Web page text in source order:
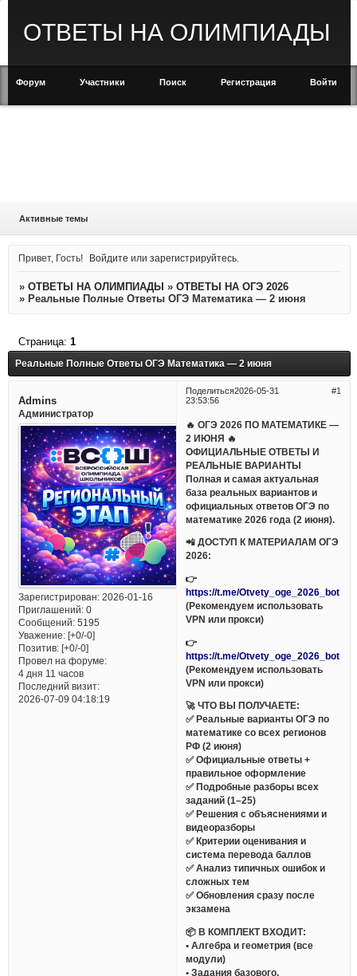
ОТВЕТЫ НА ОЛИМПИАДЫ
Форум Участники Поиск Регистрация Войти
Активные темы
Привет, Гость! Войдите илизарегистрируйтесь
» ОТВЕТЫ НА ОЛИМПИАДЫ » ОТВЕТЫ НА ОГЭ 2026
» Реальные Полные Ответы ОГЭ Математика — 2 июня
Реальные Полные Ответы ОГЭ Математика — 2 июня
Страница: 1
Поделиться 1
2026-05-31
23:53:56
Admins
Администратор
Зарегистрирован: 2026-01-16
Приглашений:0
Сообщений:5195
Уважение: [+0/-0]
Позитив: [+0/-0]
Провел на форуме:
4 дня 11 часов
Последний визит:
2026-07-09 04:18:19
🔥 ОГЭ 2026 ПО МАТЕМАТИКЕ —
2 ИЮНЯ 🔥
ОФИЦИАЛЬНЫЕ ОТВЕТЫ И
РЕАЛЬНЫЕ ВАРИАНТЫ
Полная и самая актуальная
база реальных вариантов и
официальных ответов ОГЭ по
математике 2026 года (2 июня).
📲 ДОСТУП К МАТЕРИАЛАМ ОГЭ
2026:
👉
https://t.me/Otvety_oge_2026_bot
(Рекомендуем использовать
VPN или прокси)
👉
https://t.me/Otvety_oge_2026_bot
(Рекомендуем использовать
VPN или прокси)
🚀 ЧТО ВЫ ПОЛУЧАЕТЕ:
✅ Реальные варианты ОГЭ по
математике со всех регионов
РФ (2 июня)
✅ Официальные ответы +
правильное оформление
✅ Подробные разборы всех
заданий (1–25)
✅ Решения с объяснениями и
видеоразборы
✅ Критерии оценивания и
система перевода баллов
✅ Анализ типичных ошибок и
сложных тем
✅ Обновления сразу после
экзамена
📦 В КОМПЛЕКТ ВХОДИТ:
• Алгебра и геометрия (все
модули)
• Задания базового,